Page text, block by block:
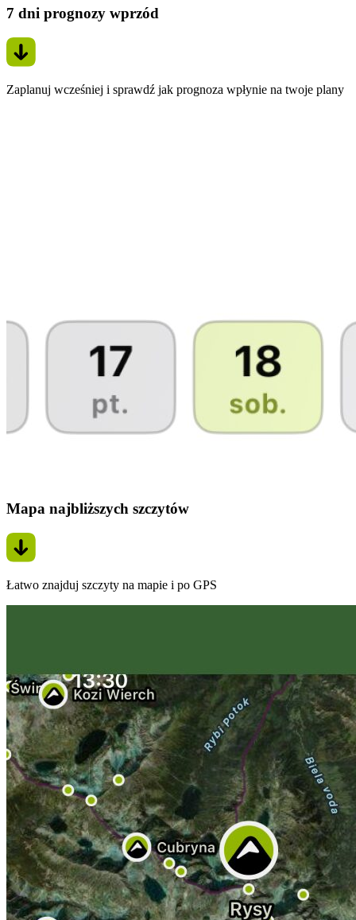
7 dni prognozy wprzód
Zaplanuj wcześniej i sprawdź jak prognoza wpłynie na twoje plany
Mapa najbliższych szczytów
Łatwo znajduj szczyty na mapie i po GPS